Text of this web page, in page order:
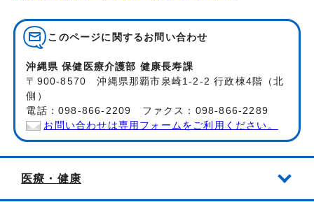
このページに関する お問い合わせ
沖縄県 保健医療介護部 健康長寿課
〒900-8570 沖縄県那覇市泉崎1-2-2 行政棟4階（北
側）
電話：098-866-2209 ファクス：098-866-2289
お問い合わせは専用フォームをご利用ください。
医療・健康